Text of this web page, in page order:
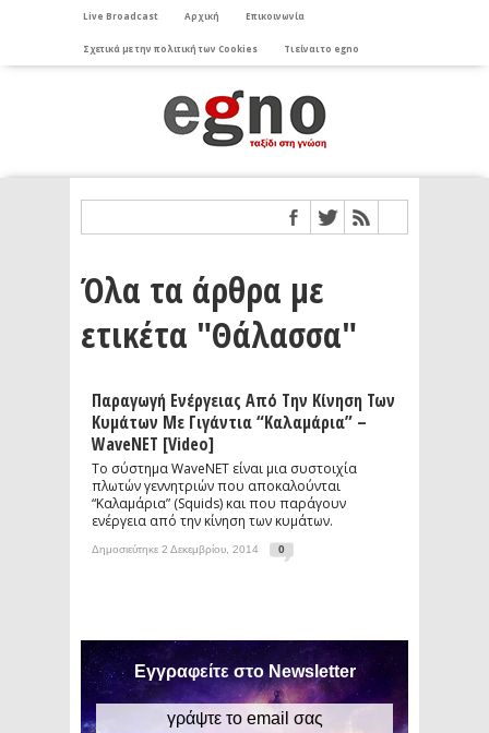
Live Broadcast Αρχική Επικοινωνία
Σχετικά με την πολιτική των Cookies Τι είναι το egno
Όλα τα άρθρα με
ετικέτα "Θάλασσα"
Παραγωγή Ενέργειας Από Την Κίνηση Των
Κυμάτων Με Γιγάντια “Καλαμάρια” –
WaveNET [video]
Το σύστημα WaveNET είναι μια συστοιχία
πλωτών γεννητριών που αποκαλούνται
“Καλαμάρια” (Squids) και που παράγουν
ενέργεια από την κίνηση των κυμάτων.
Δημοσιεύτηκε 2 Δεκεμβρίου, 2014 0
Εγγραφείτε στο Newsletter